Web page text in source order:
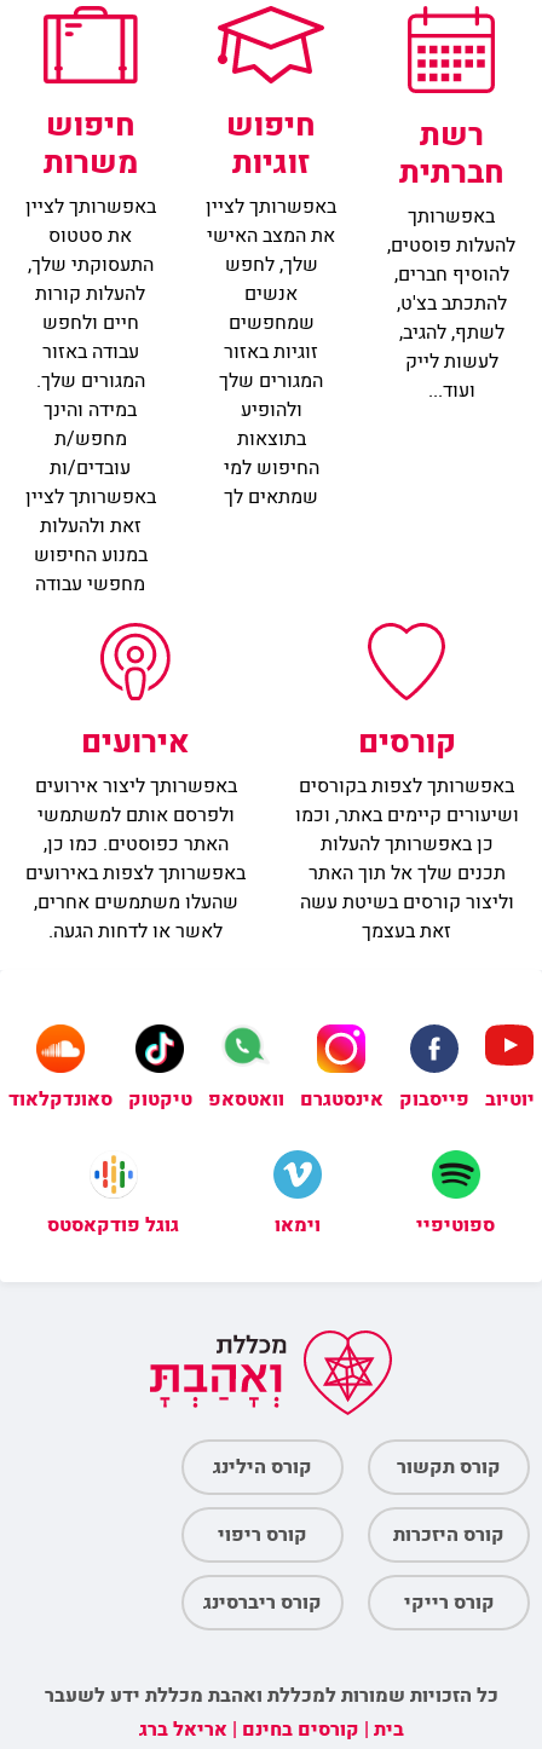
רשת
חברתית
באפשרותך
להעלות פוסטים,
להוסיף חברים,
להתכתב בצ'ט,
לשתף, להגיב,
לעשות לייק
ועוד...
חיפוש
זוגיות
באפשרותך לציין
את המצב האישי
שלך, לחפש
אנשים
שמחפשים
זוגיות באזור
המגורים שלך
ולהופיע
בתוצאות
החיפוש למי
שמתאים לך
חיפוש
משרות
באפשרותך לציין
את סטטוס
התעסוקתי שלך,
להעלות קורות
חיים ולחפש
עבודה באזור
המגורים שלך.
במידה והינך
מחפש/ת
עובדים/ות
באפשרותך לציין
זאת ולהעלות
במנוע החיפוש
מחפשי עבודה
קורסים
באפשרותך לצפות בקורסים
ושיעורים קיימים באתר, וכמו
כן באפשרותך להעלות
תכנים שלך אל תוך האתר
וליצור קורסים בשיטת עשה
זאת בעצמך
אירועים
באפשרותך ליצור אירועים
ולפרסם אותם למשתמשי
האתר כפוסטים. כמו כן,
באפשרותך לצפות באירועים
שהעלו משתמשים אחרים,
לאשר או לדחות הגעה.
יוטיוב פייסבוק אינסטגרם וואטסאפ טיקטוק סאונדקלאוד
ספוטיפיי וימאו גוגל פודקאסטס
קורס תקשור קורס הילינג
קורס היזכרות קורס ריפוי
קורס רייקי קורס ריברסינג
כל הזכויות שמורות למכללת ואהבת מכללת ידע לשעבר
בית | קורסים בחינם | אריאל ברג